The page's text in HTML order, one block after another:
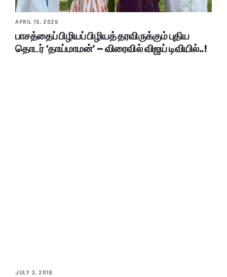
APRIL 15, 2026
பாசத்தைப் பிழியப் பிழியத் தரவிருக்கும் புதிய
தொடர் ‘தாய்மாமன்’ – விரைவில் விஜய் டிவியில்..!
JULY 3, 2018